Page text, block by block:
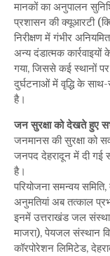
मानकों का अनुपालन
प्रशासन की क्यूआरटी
निरीक्षण में गंभीर
अन्य दंडात्मक कार्रवाइयों
गया, जिससे कई स्थानों
दुर्घटनाओं में वृद्धि के
है।
जन सुरक्षा को देखते हुए
जनमानस की सुरक्षा को
जनपद देहरादून में दी गई
है।
परियोजना समन्वय
अनुमतियां अब तत्काल
इनमें उत्तराखंड जल
माजरा), पेयजल संस्थान
कॉरपोरेशन लिमिटेड,